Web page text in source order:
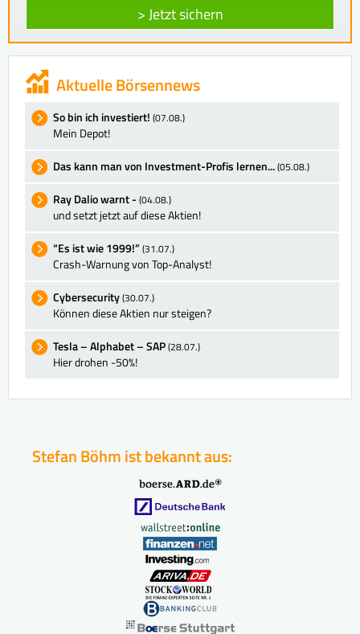
> Jetzt sichern
Aktuelle Börsennews
So bin ich investiert! (07.08.)
Mein Depot!
Das kann man von Investment-Profis lernen...(05.08.)
Ray Dalio warnt - (04.08.)
und setzt jetzt auf diese Aktien!
“Es ist wie 1999!”(31.07.)
Crash-Warnung von Top-Analyst!
Cybersecurity(30.07.)
Können diese Aktien nur steigen?
Tesla – Alphabet – SAP(28.07.)
Hier drohen -50%!
Stefan Böhm ist bekannt aus: